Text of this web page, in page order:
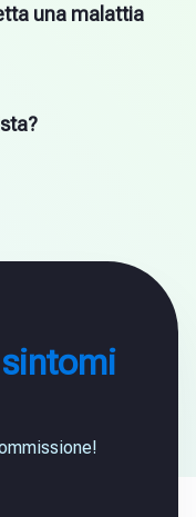
una malattia